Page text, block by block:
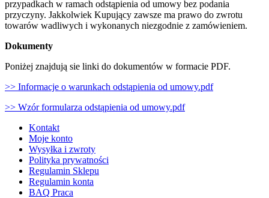
przypadkach w ramach odstąpienia od umowy bez podania
przyczyny. Jakkolwiek Kupujący zawsze ma prawo do zwrotu
towarów wadliwych i wykonanych niezgodnie z zamówieniem.
Dokumenty
Poniżej znajdują sie linki do dokumentów w formacie PDF.
>> Informacje o warunkach odstąpienia od umowy.pdf
>> Wzór formularza odstąpienia od umowy.pdf
Kontakt
Moje konto
Wysyłka i zwroty
Polityka prywatności
Regulamin Sklepu
Regulamin konta
BAQ Praca